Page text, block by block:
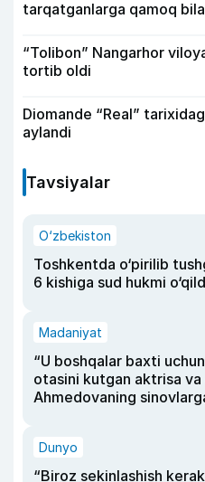
tarqatganlarga qamoq
“Tolibon” Nangarhor
tortib oldi
Diomande “Real”
aylandi
Tavsiyalar
O‘zbekiston
Toshkentda o‘pirilib
6 kishiga sud hukmi
Madaniyat
“U boshqalar baxti
otasini kutgan aktrisa va
Ahmedovaning
Dunyo
“Biroz sekinlashish